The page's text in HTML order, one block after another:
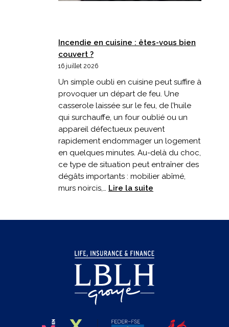
Incendie en cuisine : êtes-vous bien
couvert ?
16 juillet 2026
Un simple oubli en cuisine peut suffire à
provoquer un départ de feu. Une
casserole laissée sur le feu, de l’huile
qui surchauffe, un four oublié ou un
appareil défectueux peuvent
rapidement endommager un logement
en quelques minutes. Au-delà du choc,
ce type de situation peut entraîner des
dégâts importants : mobilier abîmé,
murs noircis,… Lire la suite
cuisine
vous
bien
?